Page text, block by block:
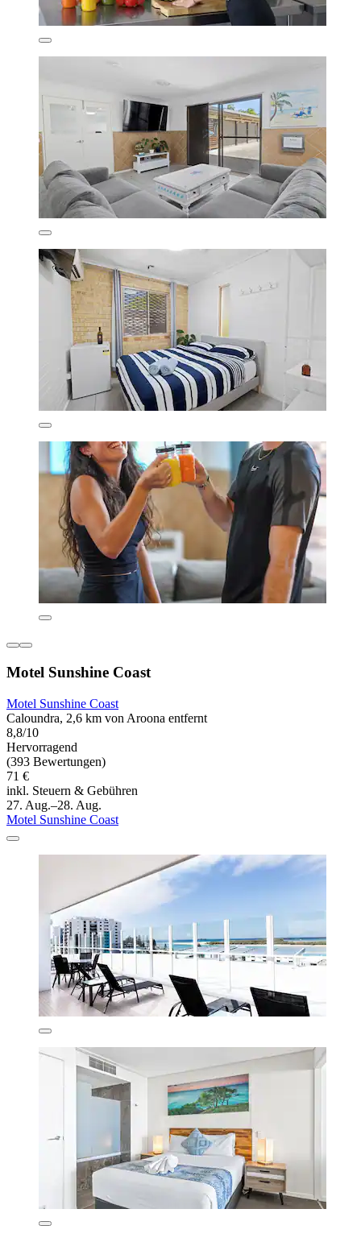
Motel Sunshine Coast
Motel Sunshine Coast
Caloundra, 2,6 km von Aroona entfernt
8,8/10
Hervorragend
(393 Bewertungen)
71 €
inkl. Steuern & Gebühren
27. Aug.–28. Aug.
Motel Sunshine Coast